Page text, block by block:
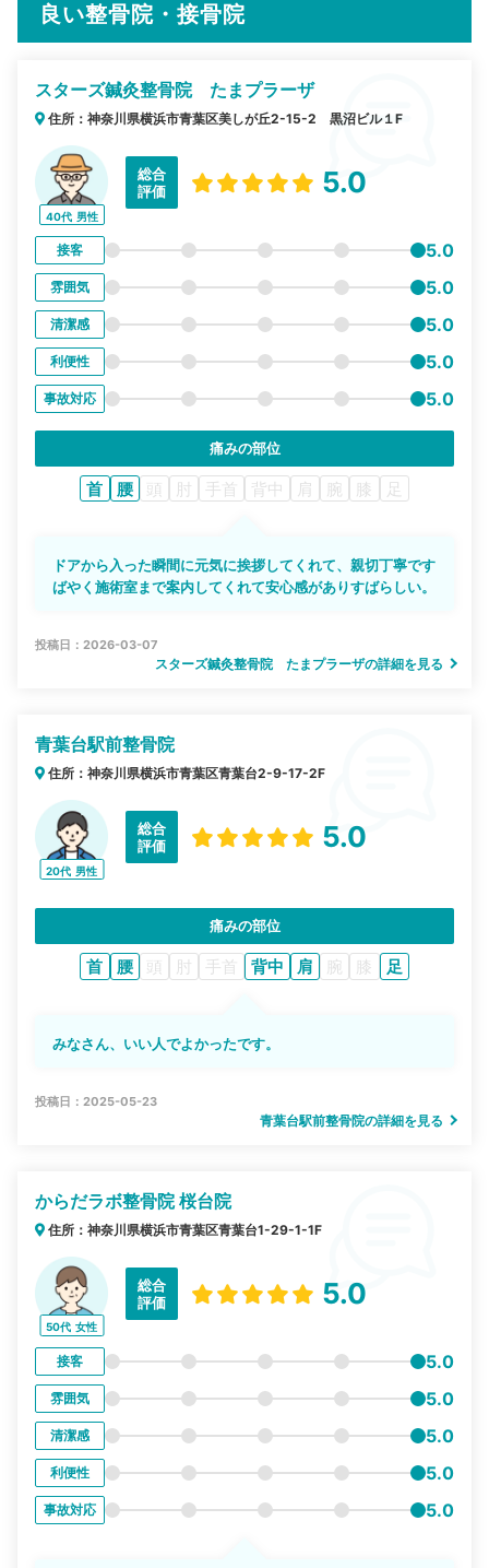
良い整骨院・接骨院
スターズ鍼灸整骨院 たまプラーザ
住所：神奈川県横浜市青葉区美しが丘2-15-2 黒沼ビル１F
40代 男性
総合
評価
5.0
接客 5.0
雰囲気 5.0
清潔感 5.0
利便性 5.0
事故対応 5.0
痛みの部位
首 腰 頭 肘 手首 背中 肩 腕 膝 足
ドアから入った瞬間に元気に挨拶してくれて、親切丁寧です
ばやく施術室まで案内してくれて安心感がありすばらしい。
投稿日：2026-03-07
スターズ鍼灸整骨院 たまプラーザの詳細を見る
青葉台駅前整骨院
住所：神奈川県横浜市青葉区青葉台2-9-17-2F
20代 男性
総合
評価
5.0
痛みの部位
首 腰 頭 肘 手首 背中 肩 腕 膝 足
みなさん、いい人でよかったです。
投稿日：2025-05-23
青葉台駅前整骨院の詳細を見る
からだラボ整骨院 桜台院
住所：神奈川県横浜市青葉区青葉台1-29-1-1F
50代 女性
総合
評価
5.0
接客 5.0
雰囲気 5.0
清潔感 5.0
利便性 5.0
事故対応 5.0